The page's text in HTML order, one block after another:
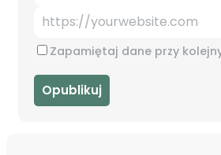
Zapamiętaj dane przy